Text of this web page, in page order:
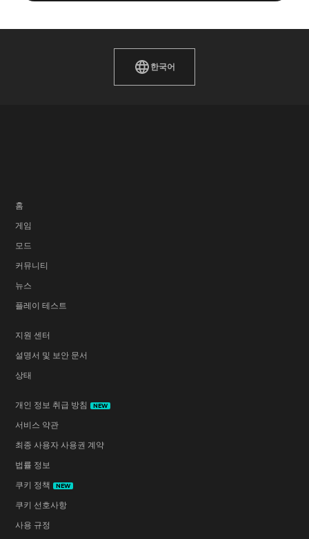
한국어
홈
게임
모드
커뮤니티
뉴스
플레이 테스트
지원 센터
설명서 및 보안 문서
상태
개인 정보 취급 방침 NEW
서비스 약관
최종 사용자 사용권 계약
법률 정보
쿠키 정책
NEW
쿠키 선호사항
사용 규정